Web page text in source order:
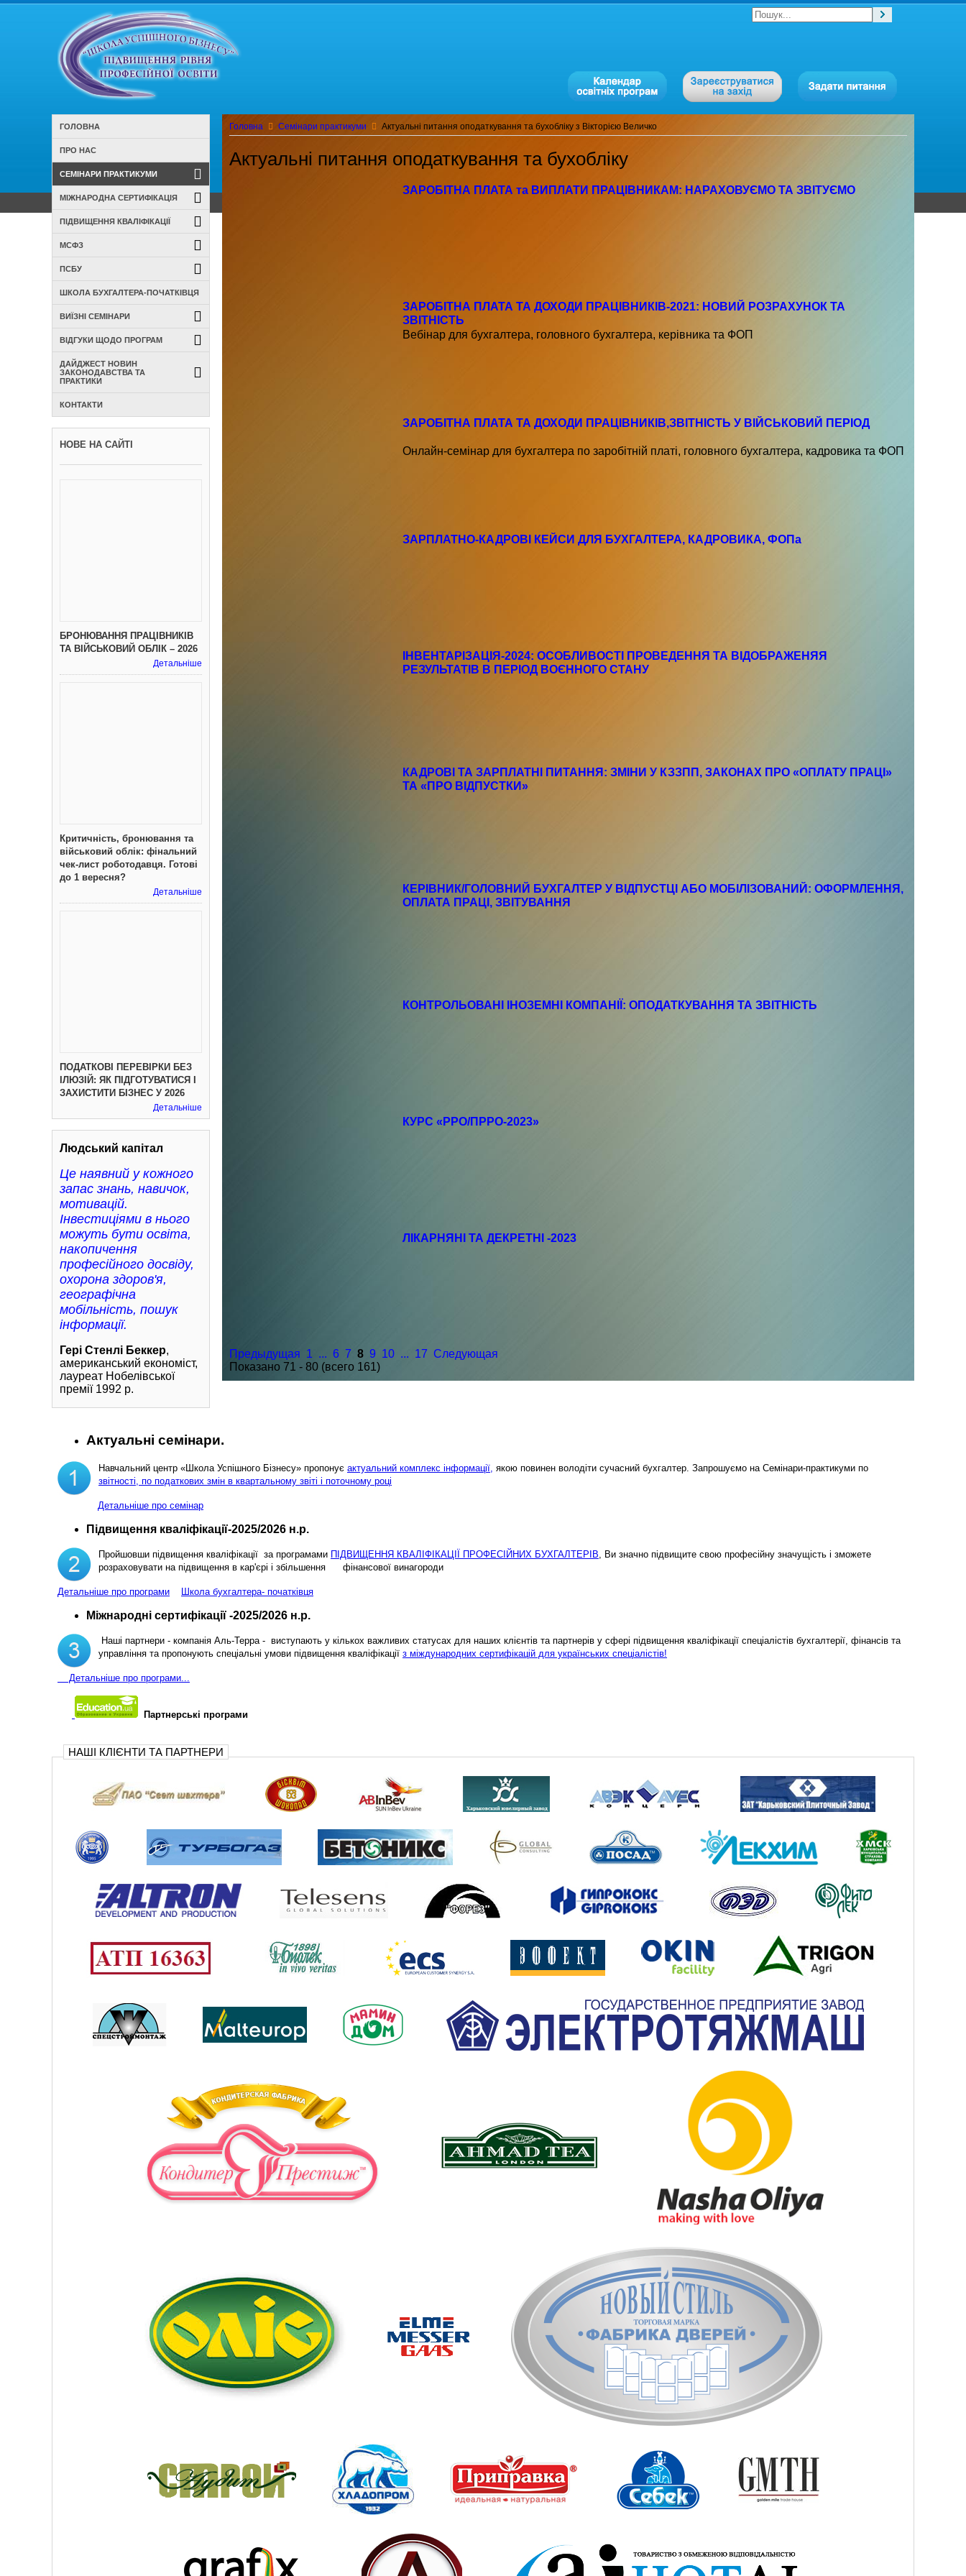
Головна Семінари практикуми Актуальні питання оподаткування та бухобліку з Вікторією Величко
Актуальні питання оподаткування та бухобліку
ЗАРОБІТНА ПЛАТА та ВИПЛАТИ ПРАЦІВНИКАМ: НАРАХОВУЄМО ТА ЗВІТУЄМО
ЗАРОБІТНА ПЛАТА ТА ДОХОДИ ПРАЦІВНИКІВ-2021: НОВИЙ РОЗРАХУНОК ТА
ЗВІТНІСТЬ
Вебінар для бухгалтера, головного бухгалтера, керівника та ФОП
ЗАРОБІТНА ПЛАТА ТА ДОХОДИ ПРАЦІВНИКІВ,ЗВІТНІСТЬ У ВІЙСЬКОВИЙ ПЕРІОД
Онлайн-семінар для бухгалтера по заробітній платі, головного бухгалтера, кадровика та ФОП
ЗАРПЛАТНО-КАДРОВІ КЕЙСИ ДЛЯ БУХГАЛТЕРА, КАДРОВИКА, ФОПа
ІНВЕНТАРІЗАЦІЯ-2024: ОСОБЛИВОСТІ ПРОВЕДЕННЯ ТА ВІДОБРАЖЕНЯЯ
РЕЗУЛЬТАТІВ В ПЕРІОД ВОЄННОГО СТАНУ
КАДРОВІ ТА ЗАРПЛАТНІ ПИТАННЯ: ЗМІНИ У КЗЗПП, ЗАКОНАХ ПРО «ОПЛАТУ ПРАЦІ»
ТА «ПРО ВІДПУСТКИ»
КЕРІВНИК/ГОЛОВНИЙ БУХГАЛТЕР У ВІДПУСТЦІ АБО МОБІЛІЗОВАНИЙ: ОФОРМЛЕННЯ,
ОПЛАТА ПРАЦІ, ЗВІТУВАННЯ
КОНТРОЛЬОВАНІ ІНОЗЕМНІ КОМПАНІЇ: ОПОДАТКУВАННЯ ТА ЗВІТНІСТЬ
КУРС «РРО/ПРРО-2023»
ЛІКАРНЯНІ ТА ДЕКРЕТНІ -2023
Предыдущая 1 ... 6 7 8 9 10 ... 17 Следующая
Показано 71 - 80 (всего 161)
ГОЛОВНА
ПРО НАС
СЕМІНАРИ ПРАКТИКУМИ
МІЖНАРОДНА СЕРТИФІКАЦІЯ
ПІДВИЩЕННЯ КВАЛІФІКАЦІЇ
МСФЗ
ПСБУ
ШКОЛА БУХГАЛТЕРА-ПОЧАТКІВЦЯ
ВИЇЗНІ СЕМІНАРИ
ВІДГУКИ ЩОДО ПРОГРАМ
ДАЙДЖЕСТ НОВИН
ЗАКОНОДАВСТВА ТА
ПРАКТИКИ
КОНТАКТИ
НОВЕ НА САЙТІ
БРОНЮВАННЯ ПРАЦІВНИКІВ
ТА ВІЙСЬКОВИЙ ОБЛІК – 2026
Детальніше
Критичність, бронювання та
військовий облік: фінальний
чек-лист роботодавця. Готові
до 1 вересня?
Детальніше
ПОДАТКОВІ ПЕРЕВІРКИ БЕЗ
ІЛЮЗІЙ: ЯК ПІДГОТУВАТИСЯ І
ЗАХИСТИТИ БІЗНЕС У 2026
Детальніше
Людський капітал
Це наявний у кожного
запас знань, навичок,
мотивацій.
Інвестиціями в нього
можуть бути освіта,
накопичення
професійного досвіду,
охорона здоров'я,
географічна
мобільність, пошук
інформації.
Гері Стенлі Беккер,
американський економіст,
лауреат Нобелівської
премії 1992 р.
Актуальні семінари.
Навчальний центр «Школа Успішного Бізнесу» пропонує актуальний комплекс інформації, якою повинен володіти сучасний бухгалтер. Запрошуємо на Семінари-практикуми по
звітності, по податкових змін в квартальному звіті і поточному році
Детальніше про семінар
Підвищення кваліфікації-2025/2026 н.р.
Пройшовши підвищення кваліфікації за програмами ПІДВИЩЕННЯ КВАЛІФІКАЦІЇ ПРОФЕСІЙНИХ БУХГАЛТЕРІВ, Ви значно підвищите свою професійну значущість і зможете
розраховувати на підвищення в кар'єрі і збільшення фінансової винагороди
Детальніше про програми Школа бухгалтера- початківця
Міжнародні сертифікації -2025/2026 н.р.
Наші партнери - компанія Аль-Терра - виступають у кількох важливих статусах для наших клієнтів та партнерів у сфері підвищення кваліфікації спеціалістів бухгалтерії, фінансів та
управління та пропонують спеціальні умови підвищення кваліфікації з міждународних сертифікацій для українських спеціалістів!
Детальніше про програми...
Партнерські програми
НАШІ КЛІЄНТИ ТА ПАРТНЕРИ